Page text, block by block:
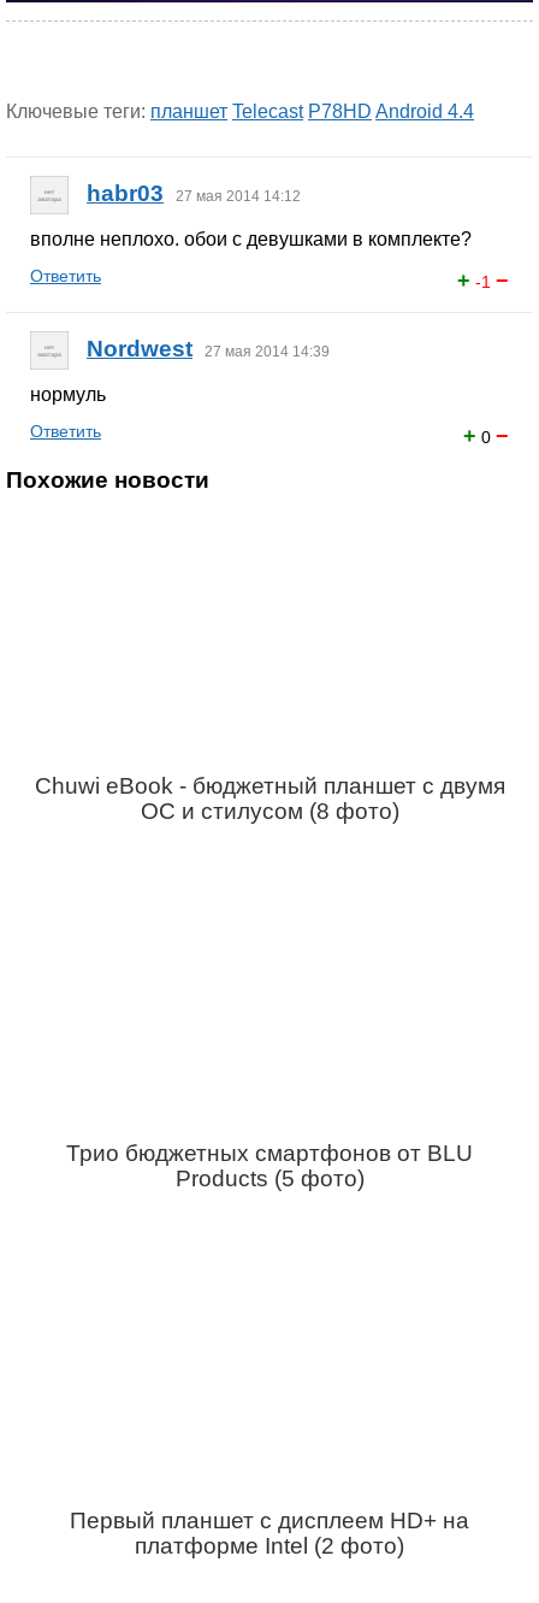
Ключевые теги: планшет Telecast P78HD Android 4.4
habr03 27 мая 2014 14:12
вполне неплохо. обои с девушками в комплекте?
+ -1 −
Ответить
Nordwest 27 мая 2014 14:39
нормуль
+ 0 −
Ответить
Похожие новости
Chuwi eBook - бюджетный планшет с двумя
ОС и стилусом (8 фото)
Трио бюджетных смартфонов от BLU
Products (5 фото)
Первый планшет с дисплеем HD+ на
платформе Intel (2 фото)